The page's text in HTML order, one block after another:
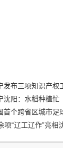
发布三项知识产权
沈阳：水稻种植忙
项“辽工辽作”亮相